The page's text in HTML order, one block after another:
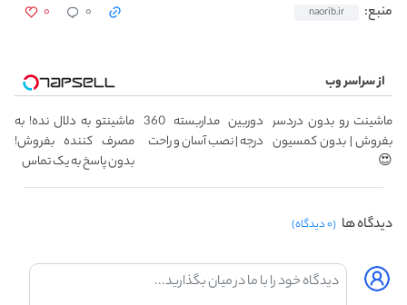
منبع: naorib.ir ۰ ۰
از سراسر وب
ماشینت رو بدون دردسر
بفروش | بدون کمسیون
😍
دوربین مداربسته 360
درجه | نصب آسان و راحت
ماشینتو به دلال نده! به
مصرف کننده بفروش!
بدون پاسخ به یک تماس
دیدگاه ها (۰ دیدگاه)